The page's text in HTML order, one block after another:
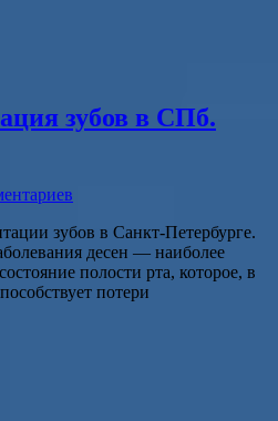
зубов в СПб.
зубов в Санкт-Петербурге.
десен — наиболее
полости рта, которое, в
потери